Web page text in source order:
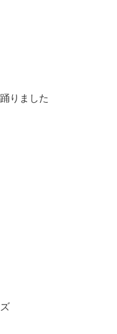
りました